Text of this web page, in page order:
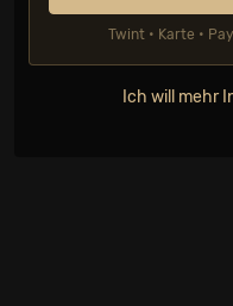
Twint • Karte •
Ich will mehr